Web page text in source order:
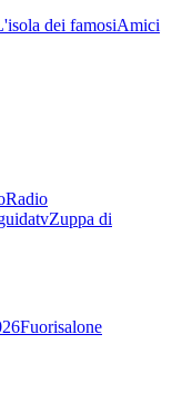
dei famosiAmici
Radio
Zuppa di
Fuorisalone